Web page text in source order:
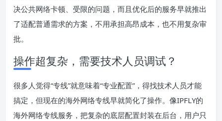
决公共网络卡顿、受限的问题，而且优化后的服务早就推出
了适配普通需求的方案，不用承担高昂成本，也不用复杂审
批。
操作超复杂，需要技术人员调试？
很多人觉得“专线”就意味着“专业配置”，得找技术人员才能
搞定，但现在的海外网络专线早就简化了操作。像IPFLY的
海外网络专线服务，把复杂的底层配置封装在后台，用户只